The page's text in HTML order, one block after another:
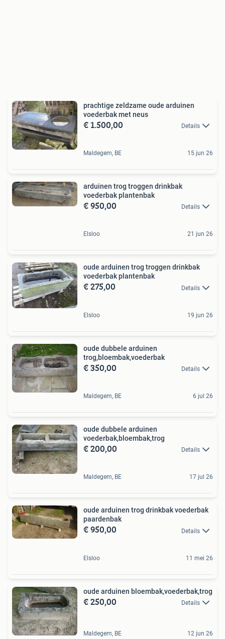
prachtige zeldzame oude arduinen
voederbak met neus
€ 1.500,00 Details
Maldegem, BE 15 jun 26
arduinen trog troggen drinkbak
voederbak plantenbak
€ 950,00 Details
Elsloo 21 jun 26
oude arduinen trog troggen drinkbak
voederbak plantenbak
€ 275,00 Details
Elsloo 19 jun 26
oude dubbele arduinen
trog,bloembak,voederbak
€ 350,00 Details
Maldegem, BE 6 jul 26
oude dubbele arduinen
voederbak,bloembak,trog
€ 200,00 Details
Maldegem, BE 17 jul 26
oude arduinen trog drinkbak voederbak
paardenbak
€ 950,00 Details
Elsloo 11 mei 26
oude arduinen bloembak,voederbak,trog
€ 250,00 Details
Maldegem, BE 12 jun 26